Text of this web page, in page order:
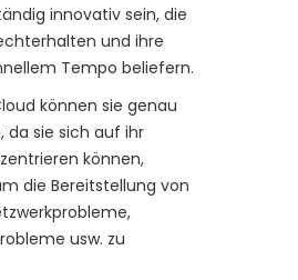
innovativ sein, die
und ihre
Tempo beliefern.
können sie genau
da sie sich auf ihr
können,
die Bereitstellung von
usw. zu